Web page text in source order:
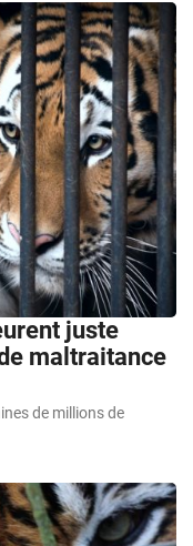
juste
maltraitance
de millions de